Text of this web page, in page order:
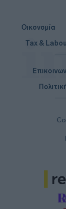
Οικονομία
Tax &